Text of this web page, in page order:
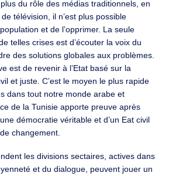
du rôle des médias traditionnels, en
télévision, il n’est plus possible
et de l’opprimer. La seule
telles crises est d’écouter la voix du
des solutions globales aux problèmes.
est de revenir à l’Etat basé sur la
et juste. C’est le moyen le plus rapide
dans tout notre monde arabe et
de la Tunisie apporte preuve après
démocratie véritable et d’un Eat civil
changement.
les divisions sectaires, actives dans
et du dialogue, peuvent jouer un